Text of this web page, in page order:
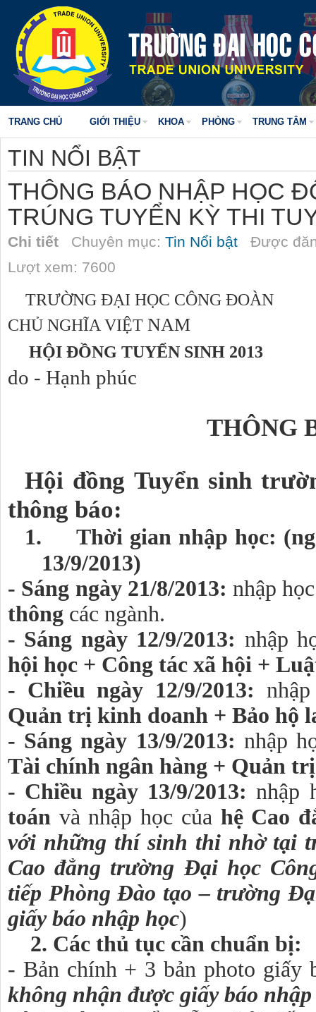
TRANG CHỦ GIỚI THIỆU KHOA PHÒNG TRUNG TÂM
TIN NỔI BẬT
THÔNG BÁO NHẬP HỌC
TRÚNG TUYỂN KỲ THI
Chi tiết Chuyên mục: Tin Nổi bật Được
Lượt xem: 7600
TRƯỜNG ĐẠI HỌC CÔNG ĐOÀN
CHỦ NGHĨA VIỆT NAM
HỘI ĐỒNG TUYỂN SINH 2013
do - Hạnh phúc
THÔNG
Hội đồng Tuyển sinh
thông báo:
1.
Thời gian nhập học:
13/9/2013)
- Sáng ngày 21/8/2013:nhập
thông các ngành.
- Sáng ngày 12/9/2013: nhập
hội học + Công tác xã hội +
- Chiều ngày 12/9/2013:
Quản trị kinh doanh + Bảo hộ
- Sáng ngày 13/9/2013: nhập
Tài chính ngân hàng + Quản
- Chiều ngày 13/9/2013: nhập
toán và nhập học của hệ Cao
với những thí sinh thi nhờ tại
Cao đẳng trường Đại học
tiếp Phòng Đào tạo – trường
giấy báo nhập học)
2. Các thủ tục cần chuẩn bị:
- Bản chính + 3 bản photo giấy
không nhận được giấy báo